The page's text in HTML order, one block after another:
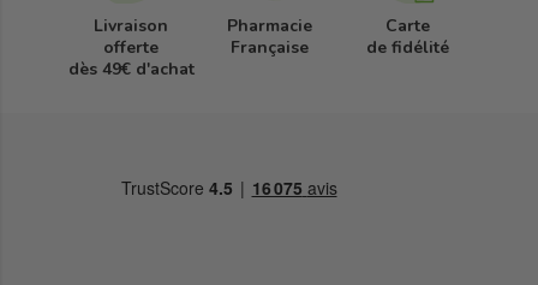
Livraison
offerte
dès 49€ d'achat
Pharmacie
Française
Carte
de fidélité